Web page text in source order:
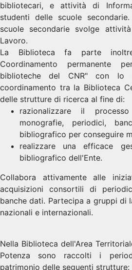
bibliotecari, e attività di
studenti delle scuole
scuole secondarie svolge
Lavoro.
La Biblioteca fa parte
Coordinamento permanente
biblioteche del CNR" con
coordinamento tra la Biblioteca
delle strutture di ricerca al fine di:
razionalizzare il
monografie, periodici,
bibliografico per conseguire
realizzare una efficace
bibliografico dell'Ente.
Collabora attivamente alle
acquisizioni consortili di
banche dati. Partecipa a gruppi di
nazionali e internazionali.
Nella Biblioteca dell'Area
Potenza sono raccolti i
patrimonio delle seguenti strutture: